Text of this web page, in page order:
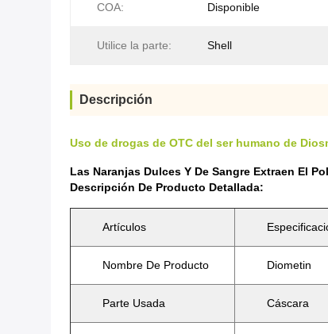
COA: Disponible
Utilice la parte: Shell
Descripción
Uso de drogas de OTC del ser humano de
Las Naranjas Dulces Y De Sangre Extraen El
Descripción De Producto Detallada:
Artículos
Nombre De Producto Diometin
Parte Usada Cáscara